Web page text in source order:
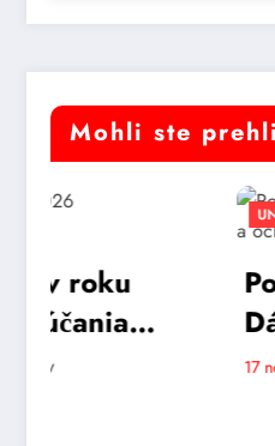
Mohli ste
Počasie na
Dážď, silný